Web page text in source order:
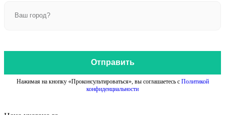
Отправить
Нажимая на кнопку «Проконсультироваться», вы соглашаетесь с Политикой
конфиденциальности